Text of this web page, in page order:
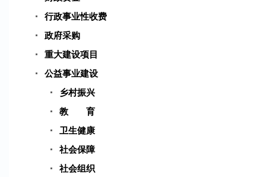
行政事业性收费
政府采购
重大建设项目
公益事业建设
乡村振兴
教 育
卫生健康
社会保障
社会组织